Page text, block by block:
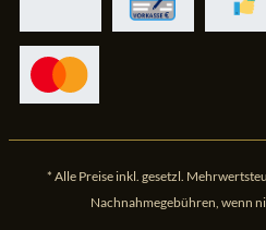
* Alle Preise inkl. gesetzl.
Nachnahmegebühren, wenn